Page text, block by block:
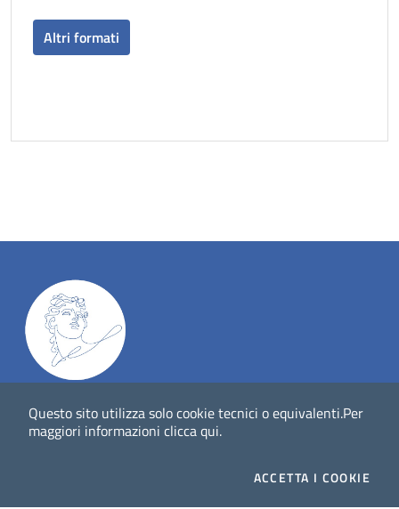
Questo sito utilizza solo cookie tecnici o equivalenti.Per
maggiori informazioni clicca qui.
ACCETTA I COOKIE
Altri formati
DigItalia-rivista del digitale nei beni culturali||ISSN:
1972-621X